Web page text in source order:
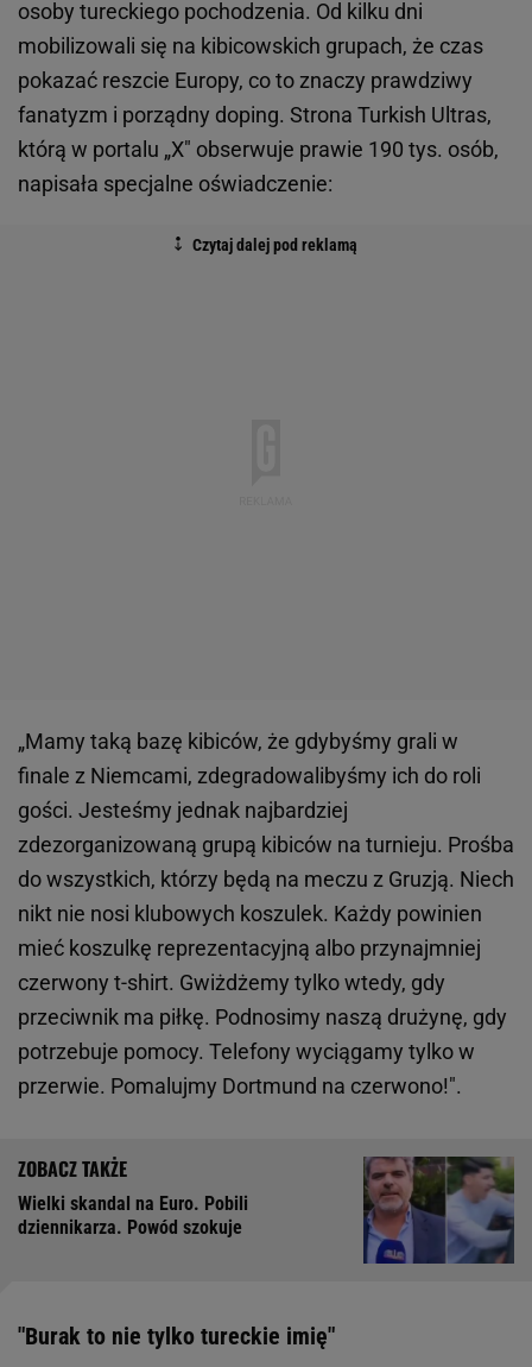
osoby tureckiego pochodzenia. Od kilku dni
mobilizowali się na kibicowskich grupach, że czas
pokazać reszcie Europy, co to znaczy prawdziwy
fanatyzm i porządny doping. Strona Turkish Ultras,
którą w portalu „X" obserwuje prawie 190 tys. osób,
napisała specjalne oświadczenie:
„Mamy taką bazę kibiców, że gdybyśmy grali w
finale z Niemcami, zdegradowalibyśmy ich do roli
gości. Jesteśmy jednak najbardziej
zdezorganizowaną grupą kibiców na turnieju. Prośba
do wszystkich, którzy będą na meczu z Gruzją. Niech
nikt nie nosi klubowych koszulek. Każdy powinien
mieć koszulkę reprezentacyjną albo przynajmniej
czerwony t-shirt. Gwiżdżemy tylko wtedy, gdy
przeciwnik ma piłkę. Podnosimy naszą drużynę, gdy
potrzebuje pomocy. Telefony wyciągamy tylko w
przerwie. Pomalujmy Dortmund na czerwono!".
Wielki skandal na Euro. Pobili
dziennikarza. Powód szokuje
"Burak to nie tylko tureckie imię"